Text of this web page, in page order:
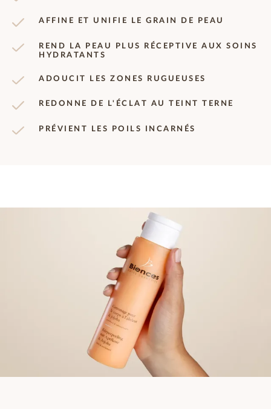
AFFINE ET UNIFIE LE GRAIN DE PEAU
REND LA PEAU PLUS RÉCEPTIVE AUX SOINS
HYDRATANTS
ADOUCIT LES ZONES RUGUEUSES
REDONNE DE L'ÉCLAT AU TEINT TERNE
PRÉVIENT LES POILS INCARNÉS